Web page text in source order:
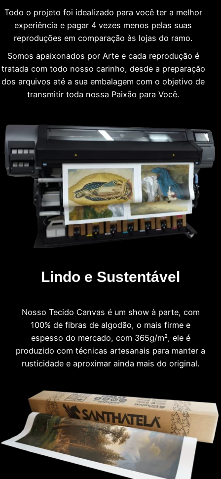
Todo o projeto foi idealizado para você ter a melhor
experiência e pagar 4 vezes menos pelas suas
reproduções em comparação às lojas do ramo.
Somos apaixonados por Arte e cada reprodução é
tratada com todo nosso carinho, desde a preparação
dos arquivos até a sua embalagem com o objetivo de
transmitir toda nossa Paixão para Você.
Lindo e Sustentável
Nosso Tecido Canvas é um show à parte, com
100% de fibras de algodão, o mais firme e
espesso do mercado, com 365g/m², ele é
produzido com técnicas artesanais para manter a
rusticidade e aproximar ainda mais do original.